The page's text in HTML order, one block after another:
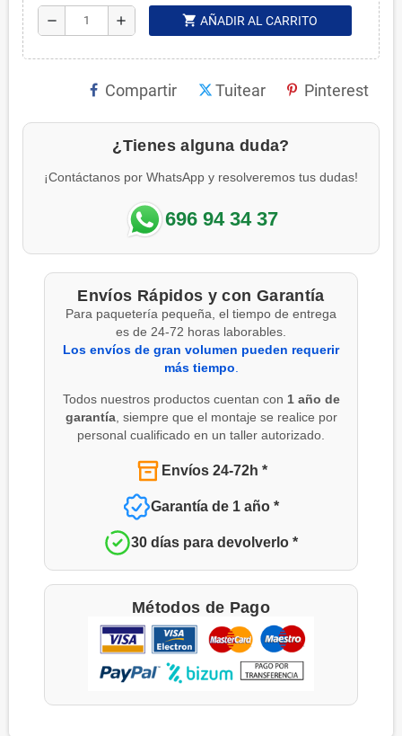
remove add shopping_cart AÑADIR AL CARRITO
Compartir Tuitear Pinterest
¿Tienes alguna duda?
¡Contáctanos por WhatsApp y resolveremos tus dudas!
696 94 34 37
Envíos Rápidos y con Garantía
Para paquetería pequeña, el tiempo de entrega
es de 24-72 horas laborables.
Los envíos de gran volumen pueden requerir
más tiempo
Todos nuestros productos cuentan con 1 año de
garantía, siempre que el montaje se realice por
personal cualificado en un taller autorizado.
Envíos 24-72h *
Garantía de 1 año *
30 días para devolverlo *
Métodos de Pago